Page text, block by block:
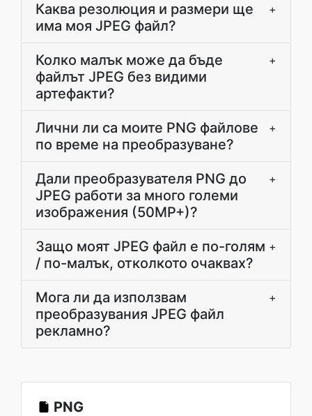
Каква резолюция и размери ще
има моя JPEG файл?
+
Колко малък може да бъде
файлът JPEG без видими
артефакти?
+
Лични ли са моите PNG файлове
по време на преобразуване?
+
Дали преобразувателя PNG до
JPEG работи за много големи
изображения (50MP+)?
+
Защо моят JPEG файл е по-голям
/ по-малък, отколкото очаквах?
+
Мога ли да използвам
преобразувания JPEG файл
рекламно?
+
PNG